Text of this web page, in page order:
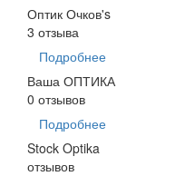
Оптик Очков's
3 отзыва
Подробнее
Ваша ОПТИКА
0 отзывов
Подробнее
Stock Optika
отзывов